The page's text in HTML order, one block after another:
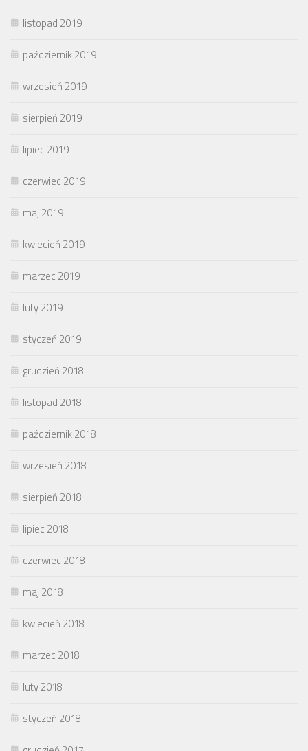
listopad 2019
październik 2019
wrzesień 2019
sierpień 2019
lipiec 2019
czerwiec 2019
maj 2019
kwiecień 2019
marzec 2019
luty 2019
styczeń 2019
grudzień 2018
listopad 2018
październik 2018
wrzesień 2018
sierpień 2018
lipiec 2018
czerwiec 2018
maj 2018
kwiecień 2018
marzec 2018
luty 2018
styczeń 2018